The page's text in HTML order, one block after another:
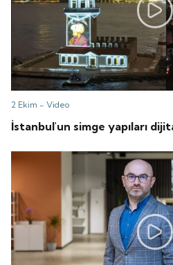
2 Ekim -Video
İstanbul'un simge yapıları